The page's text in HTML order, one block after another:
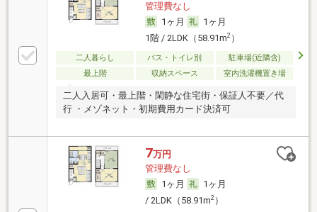
管理費なし
1ヶ月
1ヶ月
1階 / 2LDK（58.91m2）
二人暮らし バス・トイレ別
駐車場(近隣含)
最上階
収納スペース 室内洗濯機置き場
二人入居可・最上階・閑静な住宅街・保証人不要／代
行 ・メゾネット・初期費用カード決済可
7万円
管理費なし
1ヶ月
1ヶ月
/ 2LDK（58.91m2）